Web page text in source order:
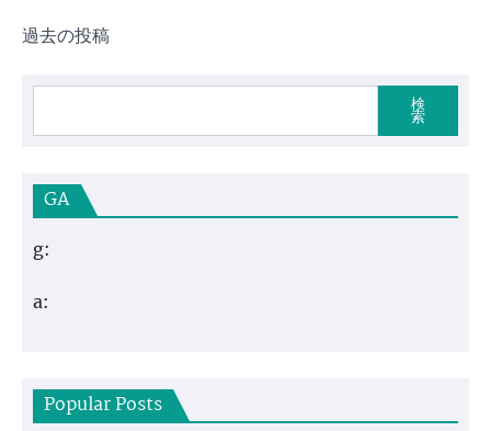
投
ビ
シ
ン
過去の投稿
検
索
GA
g:
a:
Popular Posts